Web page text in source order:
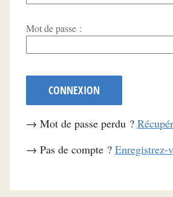
Mot de passe :
CONNEXION
→ Mot de passe perdu ?
→ Pas de compte ? Enregistrez-